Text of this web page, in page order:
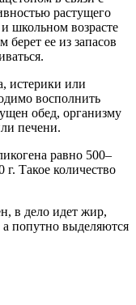
растущего
школьном возрасте
ее из запасов
истерики или
восполнить
обед, организму
печени.
равно 500–
г. Такое количество
в дело идет жир,
попутно выделяются